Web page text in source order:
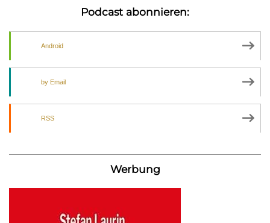
Podcast abonnieren:
Android
by Email
RSS
Werbung